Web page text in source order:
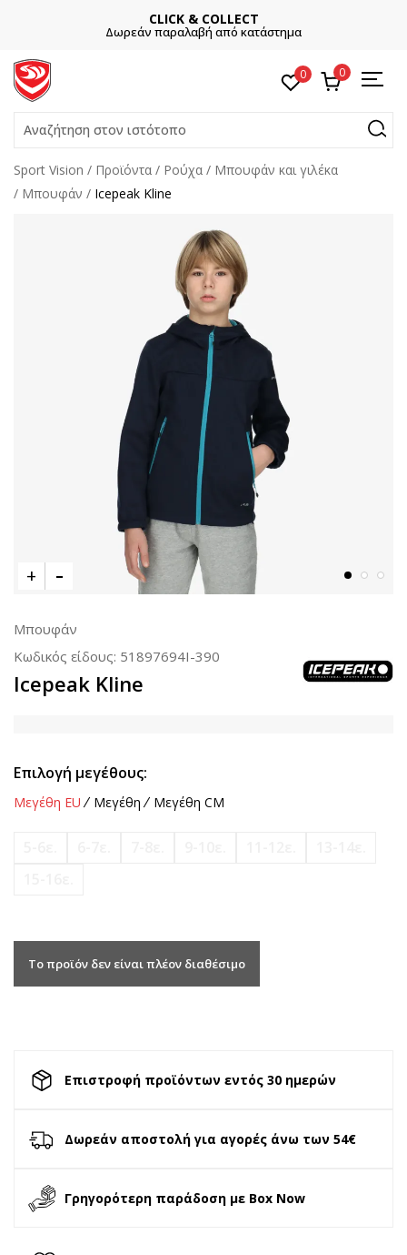
CLICK & COLLECT
Δωρεάν παραλαβή από κατάστημα
0 0
Αναζήτηση στον ιστότοπο
Sport Vision Προϊόντα Ρούχα
Μπουφάν και γιλέκα
Μπουφάν
Icepeak Kline
Μπουφάν
Κωδικός είδους: 51897694I-390
Icepeak Kline
Επιλογή μεγέθους:
Μεγέθη EU Μεγέθη Μεγέθη CM
Το προϊόν δεν είναι πλέον διαθέσιμο
Επιστροφή προϊόντων εντός 30 ημερών
Δωρεάν αποστολή για αγορές άνω των 54€
Γρηγορότερη παράδοση με Box Now